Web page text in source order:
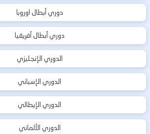
دوري أبطال اوروبا
دوري أبطال أفريقيا
الدوري الإنجليزي
الدوري الإسباني
الدوري الإيطالي
الدوري الألماني